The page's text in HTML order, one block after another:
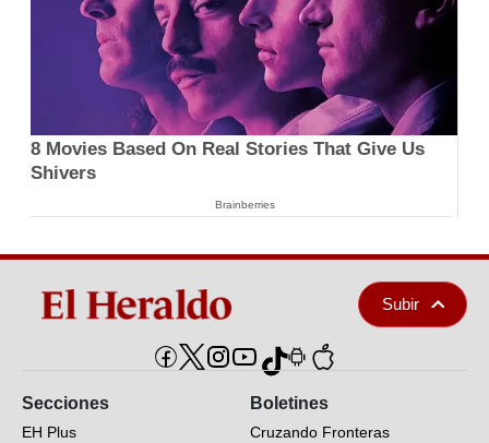
8 Movies Based On Real Stories That Give Us
Shivers
Brainberries
Subir
Secciones
EH Plus
Boletines
Cruzando Fronteras